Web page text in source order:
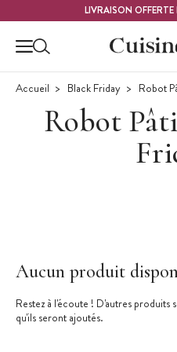
LIVRAISON
Accueil Black Friday Robot
Robot
Aucun produit
Restez à l'écoute ! D'autres produits
qu'ils seront ajoutés.